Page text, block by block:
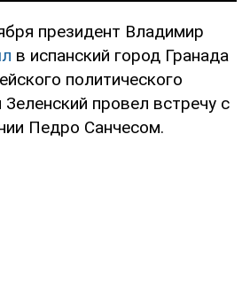
президент Владимир
в испанский город Гранада
политического
провел встречу с
Педро Санчесом.